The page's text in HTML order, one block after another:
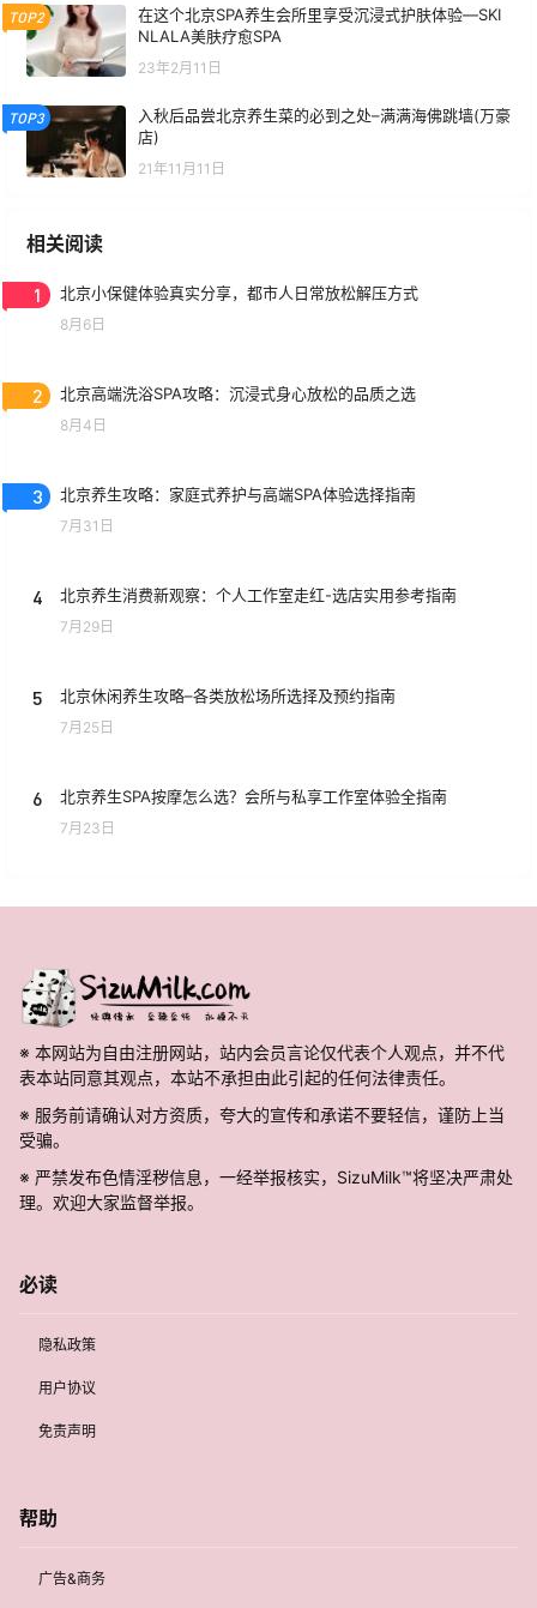
TOP2
在这个北京SPA养生会所里享受沉浸式护肤体验—SKI
NLALA美肤疗愈SPA
23年2月11日
TOP3
入秋后品尝北京养生菜的必到之处–满满海佛跳墙(万豪
店)
21年11月11日
相关阅读
1 北京小保健体验真实分享，都市人日常放松解压方式
8月6日
2 北京高端洗浴SPA攻略：沉浸式身心放松的品质之选
8月4日
3 北京养生攻略：家庭式养护与高端SPA体验选择指南
7月31日
4 北京养生消费新观察：个人工作室走红-选店实用参考指南
7月29日
5 北京休闲养生攻略–各类放松场所选择及预约指南
7月25日
6 北京养生SPA按摩怎么选？会所与私享工作室体验全指南
7月23日
※ 本网站为自由注册网站，站内会员言论仅代表个人观点，并不代
表本站同意其观点，本站不承担由此引起的任何法律责任。
※ 服务前请确认对方资质，夸大的宣传和承诺不要轻信，谨防上当
受骗。
※ 严禁发布色情淫秽信息，一经举报核实，SizuMilk™将坚决严肃处
理。欢迎大家监督举报。
必读
隐私政策
用户协议
免责声明
帮助
广告&商务